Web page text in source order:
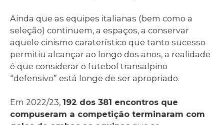
Ainda que as equipes italianas (bem como a
seleção) continuem, a espaços, a conservar
aquele cinismo caraterístico que tanto sucesso
permitiu alcançar ao longo dos anos, a realidade
é que considerar o futebol transalpino
“defensivo” está longe de ser apropriado.
Em 2022/23, 192 dos 381 encontros que
compuseram a competição terminaram com